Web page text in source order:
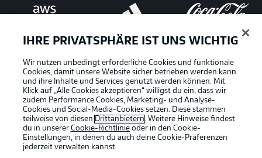
IHRE PRIVATSPHÄRE IST UNS WICHTIG
Wir nutzen unbedingt erforderliche Cookies und funktionale
Cookies, damit unsere Website sicher betrieben werden kann
und ihre Inhalte und Services genutzt werden können. Mit
Klick auf „Alle Cookies akzeptieren“ willigst du ein, dass wir
zudem Performance Cookies, Marketing- und Analyse-
Cookies und Social-Media-Cookies setzen. Diese stammen
teilweise von diesen Drittanbietern. Weitere Hinweise findest
du in unserer Cookie-Richtlinieoder in den Cookie-
Einstellungen, in denen du auch deine Cookie-Präferenzen
jederzeit verwalten kannst.